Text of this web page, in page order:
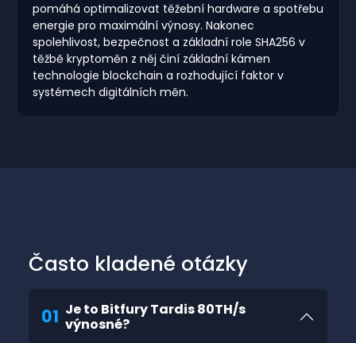
pomáhá optimalizovat těžební hardware a spotřebu
energie pro maximální výnosy. Nakonec
spolehlivost, bezpečnost a základní role SHA256 v
těžbě kryptoměn z něj činí základní kámen
technologie blockchain a rozhodující faktor v
systémech digitálních měn.
Často kladené otázky
01 Je to Bitfury Tardis 80TH/s
výnosné?